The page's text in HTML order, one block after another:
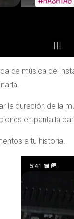
de música de
la duración de la
en pantalla
a tu historia.